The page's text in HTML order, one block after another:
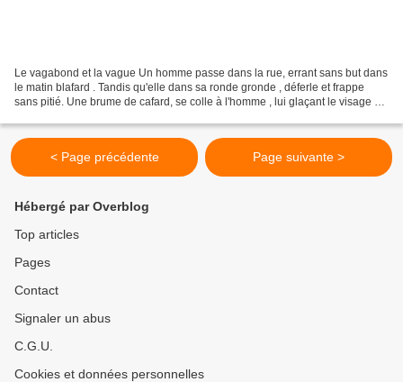
Le vagabond et la vague Un homme passe dans la rue, errant sans but dans
le matin blafard . Tandis qu'elle dans sa ronde gronde , déferle et frappe
sans pitié. Une brume de cafard, se colle à l'homme , lui glaçant le visage et
< Page précédente Page suivante >
Hébergé par Overblog
Top articles
Pages
Contact
Signaler un abus
C.G.U.
Cookies et données personnelles